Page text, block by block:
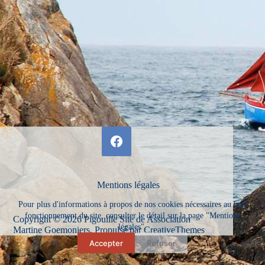
Pour plus d'informations à propos de nos cookies nécessaires au bon
fonctionnement du site, consulter le détail sur la page "Mentions
légales".
Accepter Refuser
Mentions légales
Copyright © 2026 Pigouille Site de Association
Martine Goemoniers. Propulsé parCreativeThemes